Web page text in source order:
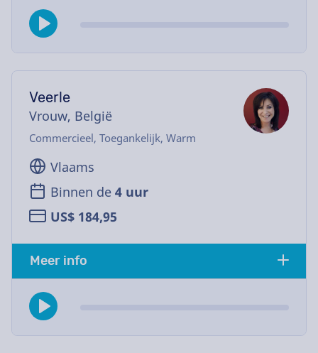
Veerle
Vrouw, België
Commercieel, Toegankelijk, Warm
Vlaams
Binnen de 4 uur
US$ 184,95
Meer info